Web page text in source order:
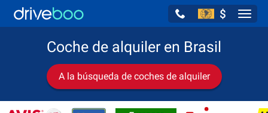
$
Coche de alquiler en Brasil
A la búsqueda de coches de alquiler